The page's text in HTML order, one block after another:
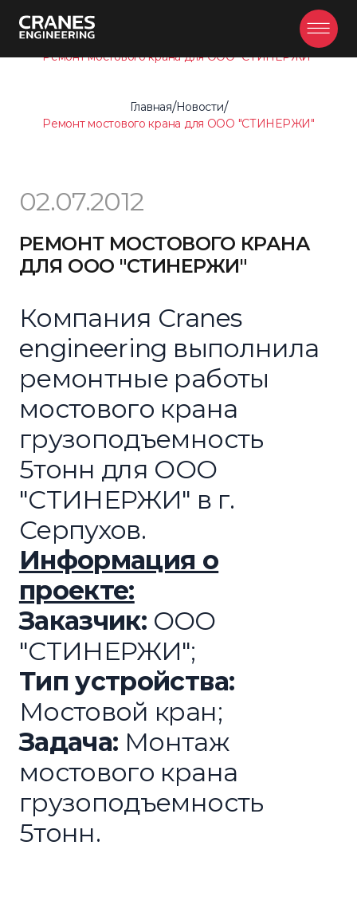
Ремонт мостового крана для ООО "СТИНЕРЖИ"
Главная/Новости/
Ремонт мостового крана для ООО "СТИНЕРЖИ"
02.07.2012
РЕМОНТ МОСТОВОГО КРАНА
ДЛЯ ООО "СТИНЕРЖИ"
Компания Cranes
engineering выполнила
ремонтные работы
мостового крана
грузоподъемность
5тонн для ООО
"СТИНЕРЖИ" в г.
Серпухов.
Информация о
проекте:
Заказчик: ООО
"СТИНЕРЖИ";
Тип устройства:
Мостовой кран;
Задача: Монтаж
мостового крана
грузоподъемность
5тонн.